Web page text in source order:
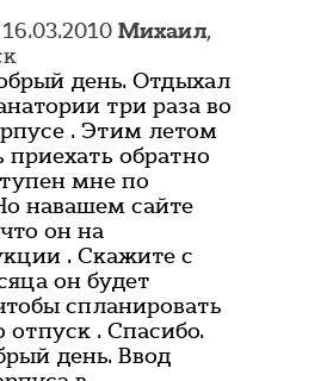
Михаил,
день. Отдыхал
три раза во
. Этим летом
приехать обратно
мне по
навашем сайте
он на
. Скажите с
он будет
спланировать
отпуск . Спасибо.
день. Ввод